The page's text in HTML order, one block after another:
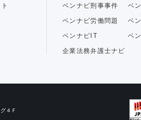
ベンナビ刑事事件 ベ
ベンナビ労働問題 ベ
ベンナビIT ベ
企業法務弁護士ナビ
４Ｆ